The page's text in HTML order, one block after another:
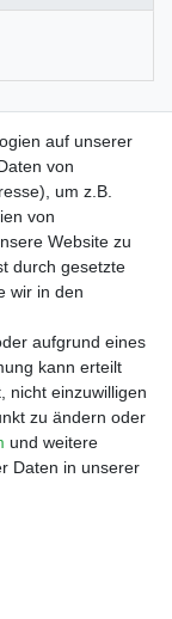
auf unserer
von
um z.B.
von
Website zu
durch gesetzte
wir in den
aufgrund eines
kann erteilt
nicht einzuwilligen
zu ändern oder
und weitere
Daten in unserer